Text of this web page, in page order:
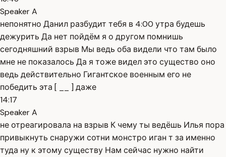
Speaker A
непонятно Данил разбудит тебя в 4:00 утра будешь
дежурить Да нет пойдём я о другом помнишь
сегодняшний взрыв Мы ведь оба видели что там было
мне не показалось Да я тоже видел это существо оно
ведь действительно Гигантское военным его не
победить эта [ __ ] даже
14:17
Speaker A
не отреагировала на взрыв К чему ты ведёшь Илья пора
привыкнуть снаружи сотни монстро иган т за именно
туда ну к этому существу Нам сейчас нужно найти